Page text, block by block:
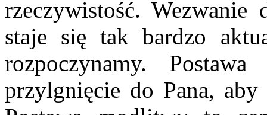
rzeczywistość.
staje się tak bardzo
rozpoczynamy.
przylgnięcie do Pana, aby